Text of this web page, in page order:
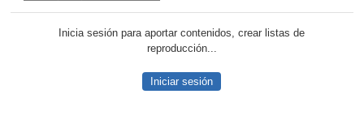
Inicia sesión para aportar contenidos, crear listas de
reproducción...
Iniciar sesión